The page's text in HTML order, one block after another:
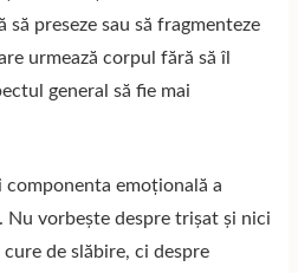
preseze sau să fragmenteze
urmează corpul fără să îl
general să fie mai
componenta emoțională a
vorbește despre trișat și nici
de slăbire, ci despre